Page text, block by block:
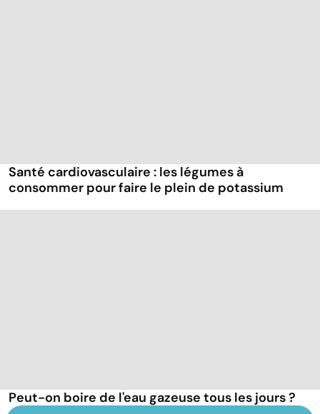
Santé cardiovasculaire : les légumes à
consommer pour faire le plein de potassium
Peut-on boire de l'eau gazeuse tous les jours ?